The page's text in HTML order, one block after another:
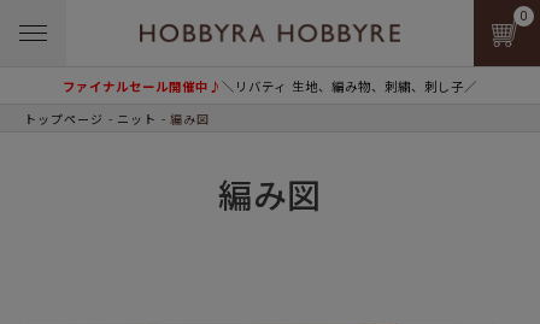
ファイナルセール開催中♪＼リバティ 生地、編み物、刺繍、刺し子／
0
トップページ ニット 編み図
編み図